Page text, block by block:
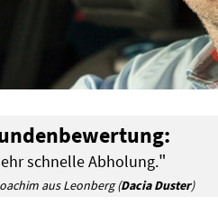
schnelle Abholung."
aus Leonberg (Dacia Duster)